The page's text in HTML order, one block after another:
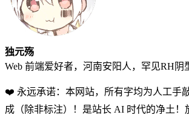
独元殇
Web 前端爱好者，河南安阳人，罕见RH阴
❤️ 永远承诺：本网站，所有字均为人工手
成（除非标注）！是站长 AI 时代的净土